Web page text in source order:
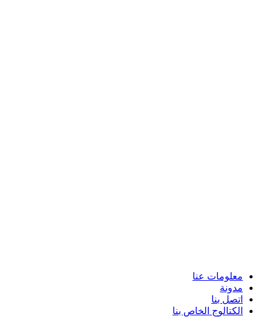
معلومات عنا
مدونة
اتصل بنا
الكتالوج الخاص بنا